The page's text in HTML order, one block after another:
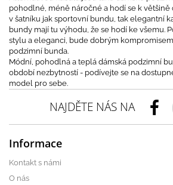
pohodlné, méně náročné a hodí se k většině
v šatníku jak sportovní bundu, tak elegantní
bundy mají tu výhodu, že se hodí ke všemu.
stylu a eleganci, bude dobrým
podzimní bunda.
Módní, pohodlná a teplá dámská podzimní
období nezbytností - podívejte se na
model pro sebe.
NAJDĚTE NÁS NA
Informace
Kontakt s námi
O nás